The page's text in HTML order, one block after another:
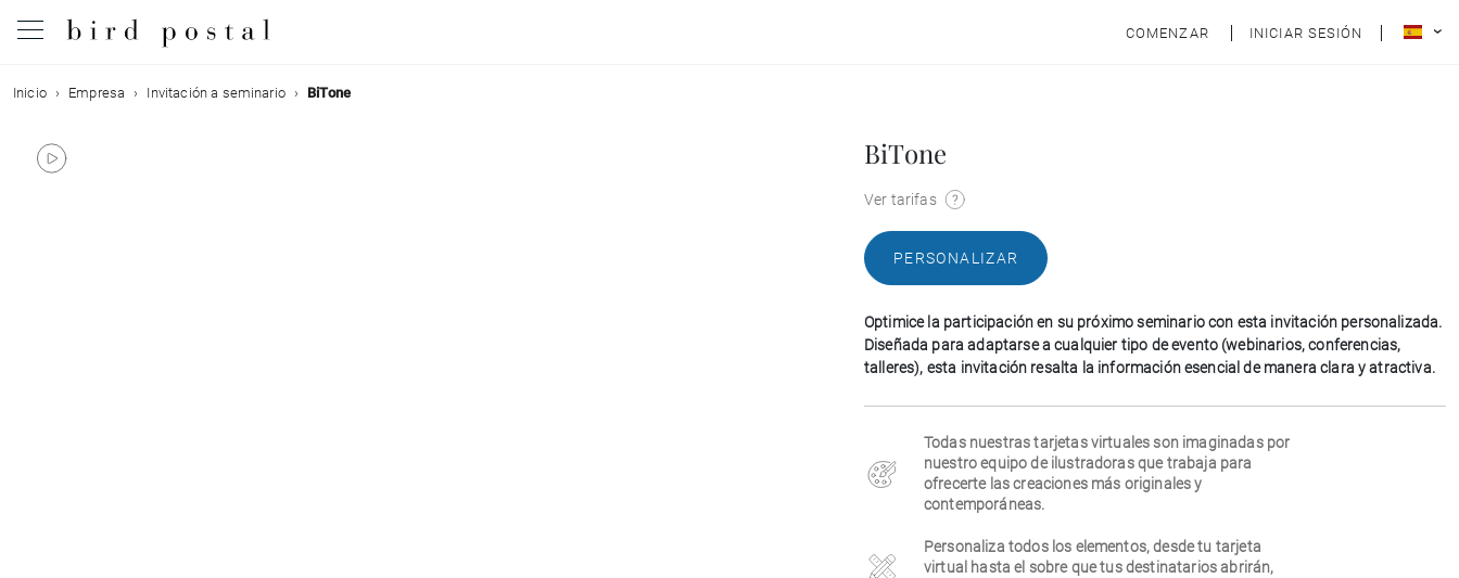
COMENZAR INICIAR SESIÓN
Boda
Nacimiento
Inicio Empresa Invitación a seminario BiTone
BiTone
Ver tarifas
PERSONALIZAR
Optimice la participación en su próximo seminario con esta invitación personalizada.
Diseñada para adaptarse a cualquier tipo de evento (webinarios, conferencias,
talleres), esta invitación resalta la información esencial de manera clara y atractiva.
Todas nuestras tarjetas virtuales son imaginadas por
nuestro equipo de ilustradoras que trabaja para
ofrecerte las creaciones más originales y
contemporáneas.
Personaliza todos los elementos, desde tu tarjeta
virtual hasta el sobre que tus destinatarios abrirán,